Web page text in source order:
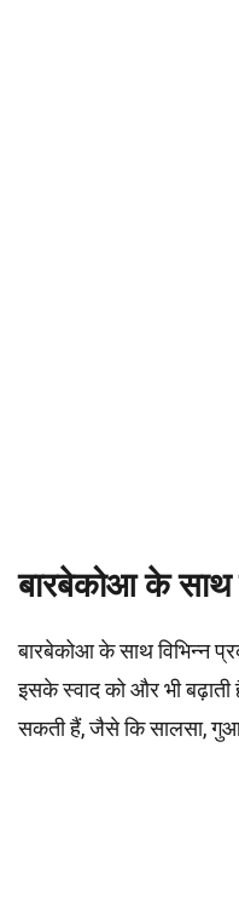
बारबेकोआ के साथ
बारबेकोआ के साथ विभिन्न
इसके स्वाद को और भी बढ़ाती
सकती हैं, जैसे कि सालसा,